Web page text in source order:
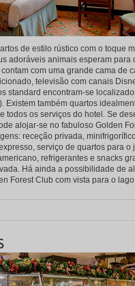
de estilo rústico com o toque
adoráveis animais esperam para
com uma grande cama de
televisão com canais
standard encontram-se
Existem também quartos
todos os serviços do hotel. Se
alojar-se no fabuloso Golden
receção privada,
serviço de quartos para o
refrigerantes e snacks
Há ainda a possibilidade de
Forest Club com vista para o